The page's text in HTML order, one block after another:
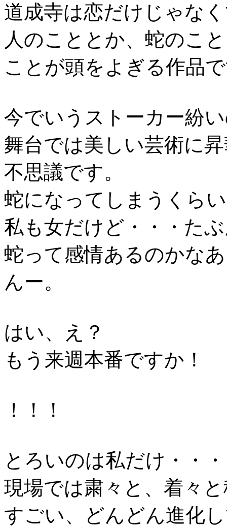
道成寺は恋だけじゃな
人のこととか、蛇のこ
ことが頭をよぎる作品
今でいうストーカー紛
舞台では美しい芸術に
不思議です。
蛇になってしまうくら
私も女だけど・・・た
蛇って感情あるのかな
んー。
はい、え？
もう来週本番ですか！
！！！
とろいのは私だけ・・
現場では粛々と、着々
すごい、どんどん進化